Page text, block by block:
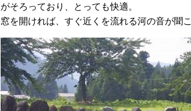
がそろっており、とっても快適。
窓を開ければ、すぐ近くを流れる河の音が聞